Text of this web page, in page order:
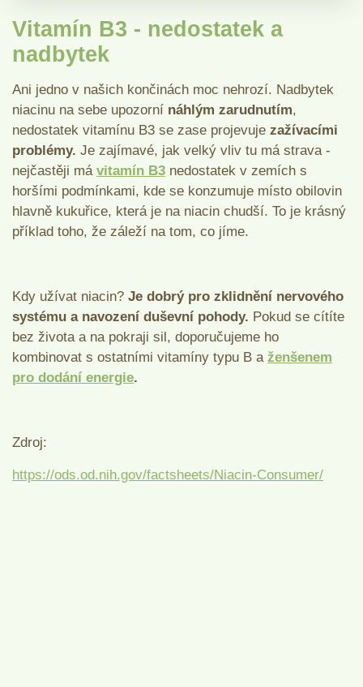
Vitamín B3 - nedostatek a
nadbytek
Ani jedno v našich končinách moc nehrozí. Nadbytek
niacinu na sebe upozorní náhlým zarudnutím,
nedostatek vitamínu B3 se zase projevuje zažívacími
problémy. Je zajímavé, jak velký vliv tu má strava -
nejčastěji má vitamín B3 nedostatek v zemích s
horšími podmínkami, kde se konzumuje místo obilovin
hlavně kukuřice, která je na niacin chudší. To je krásný
příklad toho, že záleží na tom, co jíme.
Kdy užívat niacin? Je dobrý pro zklidnění nervového
systému a navození duševní pohody. Pokud se cítíte
bez života a na pokraji sil, doporučujeme ho
kombinovat s ostatními vitamíny typu B a ženšenem
pro dodání energie.
Zdroj:
https://ods.od.nih.gov/factsheets/Niacin-Consumer/